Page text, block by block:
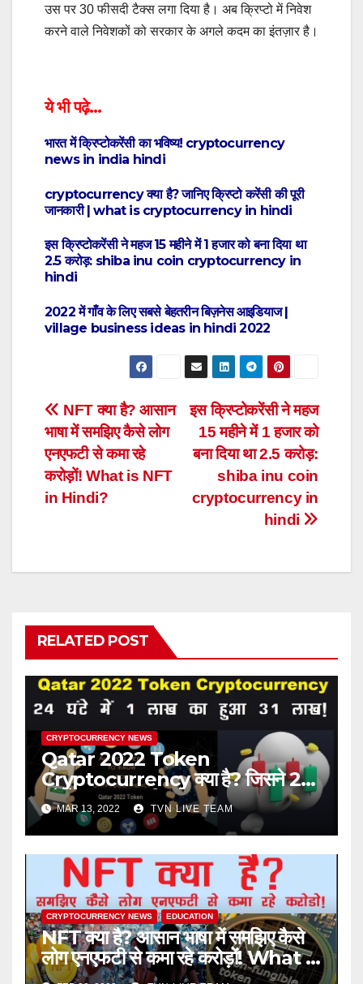
उस पर 30 फीसदी टैक्स लगा दिया है। अब क्रिप्टो में निवेश
करने वाले निवेशकों को सरकार के अगले कदम का इंतज़ार है।
ये भी पढ़े…
भारत में क्रिप्टोकरेंसी का भविष्य! cryptocurrency
news in india hindi
cryptocurrency क्या है? जानिए क्रिप्टो करेंसी की पूरी
जानकारी | what is cryptocurrency in hindi
इस क्रिप्‍टोकरेंसी ने महज 15 महीने में 1 हजार को बना दिया था
2.5 करोड़: shiba inu coin cryptocurrency in
hindi
2022 में गाँव के लिए सबसे बेहतरीन बिज़नेस आइडियाज |
village business ideas in hindi 2022
Post
navigation
इस क्रिप्‍टोकरेंसी ने महज
15 महीने में 1 हजार को
बना दिया था 2.5 करोड़:
shiba inu coin
cryptocurrency in
hindi
NFT क्या है? आसान
भाषा में समझिए कैसे लोग
एनएफटी से कमा रहे
करोड़ों! What is NFT
in Hindi?
RELATED POST
CRYPTOCURRENCY NEWS
Qatar 2022 Token
Cryptocurrency क्या है? जिसने 24
घंटे में 1 लाख का किया 31 लाख!
MAR 13, 2022 TVN LIVE TEAM
CRYPTOCURRENCY NEWS EDUCATION
NFT क्या है? आसान भाषा में समझिए कैसे
लोग एनएफटी से कमा रहे करोड़ों! What is
NFT in Hindi?